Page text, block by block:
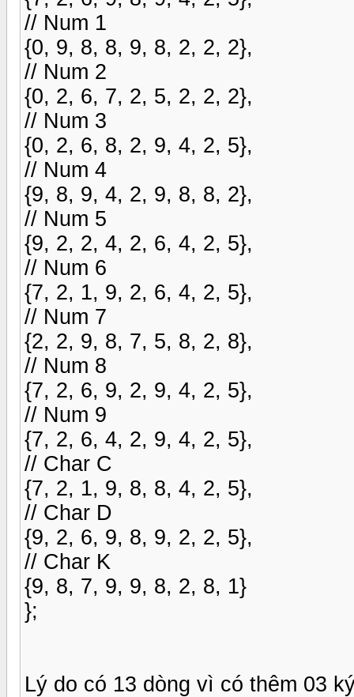
// Num 1
{0, 9, 8, 8, 9, 8, 2, 2, 2},
// Num 2
{0, 2, 6, 7, 2, 5, 2, 2, 2},
// Num 3
{0, 2, 6, 8, 2, 9, 4, 2, 5},
// Num 4
{9, 8, 9, 4, 2, 9, 8, 8, 2},
// Num 5
{9, 2, 2, 4, 2, 6, 4, 2, 5},
// Num 6
{7, 2, 1, 9, 2, 6, 4, 2, 5},
// Num 7
{2, 2, 9, 8, 7, 5, 8, 2, 8},
// Num 8
{7, 2, 6, 9, 2, 9, 4, 2, 5},
// Num 9
{7, 2, 6, 4, 2, 9, 4, 2, 5},
// Char C
{7, 2, 1, 9, 8, 8, 4, 2, 5},
// Char D
{9, 2, 6, 9, 8, 9, 2, 2, 5},
// Char K
{9, 8, 7, 9, 9, 8, 2, 8, 1}
};
Lý do có 13 dòng vì có thêm 03